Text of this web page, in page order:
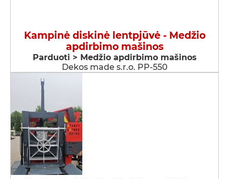
Kampinė diskinė lentpjūvė - Medžio
apdirbimo mašinos
Parduoti > Medžio apdirbimo mašinos
Dekos made s.r.o. PP-550